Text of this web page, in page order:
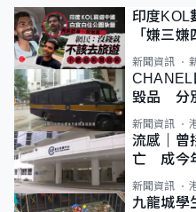
印度
「嫌三
質旅客
新聞資訊
CHANEL
毀品 分
新聞資訊
流感｜曾
亡 成今
新聞資訊
九龍城學